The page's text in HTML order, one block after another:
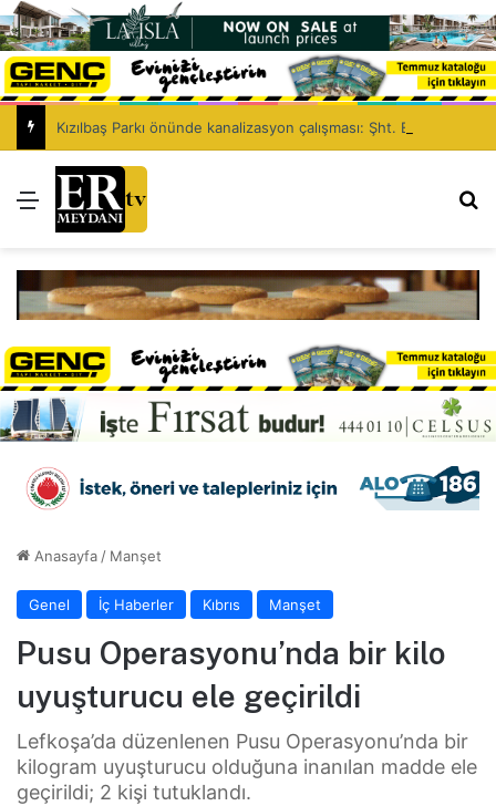
Menü
Anasayfa / Manşet
Genel İç Haberler Kıbrıs Manşet
Pusu Operasyonu’nda bir kilo
uyuşturucu ele geçirildi
Lefkoşa’da düzenlenen Pusu Operasyonu’nda bir
kilogram uyuşturucu olduğuna inanılan madde ele
geçirildi; 2 kişi tutuklandı.